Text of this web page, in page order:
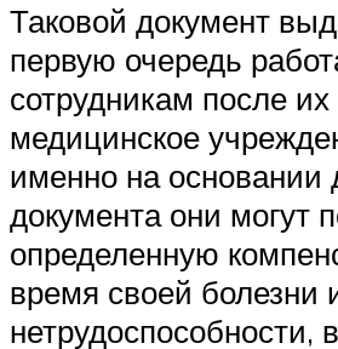
Таковой документ
первую очередь
сотрудникам после
медицинское
именно на основании
документа они могут
определенную
время своей болезни
нетрудоспособности,